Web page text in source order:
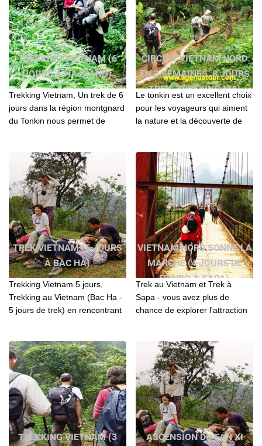
TREKKING VIETNAM (6
JOURS À HA GIANG)
Trekking Vietnam, Un trek de 6
jours dans la région montgnard
du Tonkin nous permet de
au Vietnam
CIRCUIT VIETNAM NORD
EN 2 SEMAINES, 8 JOURS
TREK, TREKKING MAI
CHAU ET PU LUONG
Le tonkin est un excellent choix
pour les voyageurs qui aiment
la nature et la découverte de
TREK VIETNAM (5 JOURS
À BAC HA)
Trekking Vietnam 5 jours,
Trekking au Vietnam (Bac Ha -
5 jours de trek) en rencontrant
VIETNAM NORD SONNE LA
MARCHE (4 JOURS DE
RANDO À SAPA)
Trek au Vietnam et Trek à
Sapa - vous avez plus de
chance de explorer l'attraction
minorités
TREKKING VIETNAM (3
ASCENSION DU FAN XI